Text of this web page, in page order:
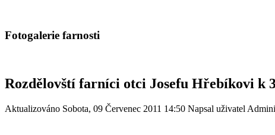
Fotogalerie farnosti
Rozdělovští farníci otci Josefu Hřebíkovi k
Aktualizováno Sobota, 09 Červenec 2011 14:50 Napsal uživatel